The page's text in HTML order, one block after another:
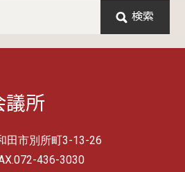
検索
議所
田市別所町3-13-26
436-3030